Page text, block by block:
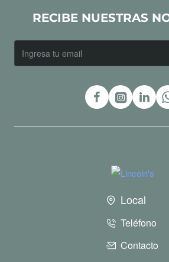
RECIBE NUESTRAS
Ingresa
email
Local
Teléfono
Contacto